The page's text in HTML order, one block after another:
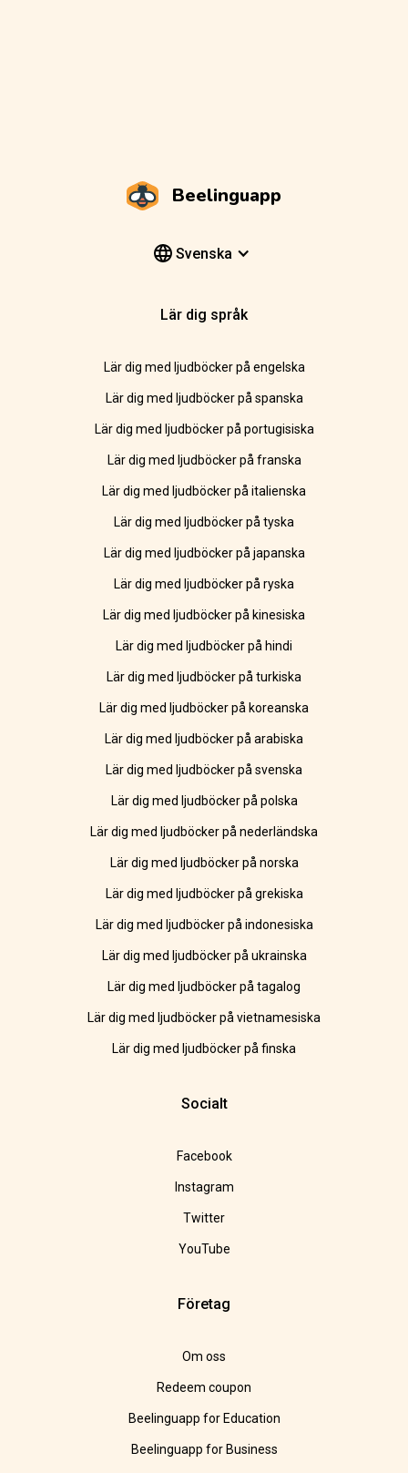
Beelinguapp
Svenska
Lär dig språk
Lär dig med ljudböcker på engelska
Lär dig med ljudböcker på spanska
Lär dig med ljudböcker på portugisiska
Lär dig med ljudböcker på franska
Lär dig med ljudböcker på italienska
Lär dig med ljudböcker på tyska
Lär dig med ljudböcker på japanska
Lär dig med ljudböcker på ryska
Lär dig med ljudböcker på kinesiska
Lär dig med ljudböcker på hindi
Lär dig med ljudböcker på turkiska
Lär dig med ljudböcker på koreanska
Lär dig med ljudböcker på arabiska
Lär dig med ljudböcker på svenska
Lär dig med ljudböcker på polska
Lär dig med ljudböcker på nederländska
Lär dig med ljudböcker på norska
Lär dig med ljudböcker på grekiska
Lär dig med ljudböcker på indonesiska
Lär dig med ljudböcker på ukrainska
Lär dig med ljudböcker på tagalog
Lär dig med ljudböcker på vietnamesiska
Lär dig med ljudböcker på finska
Socialt
Facebook
Instagram
Twitter
YouTube
Företag
Om oss
Redeem coupon
Beelinguapp for Education
Beelinguapp for Business